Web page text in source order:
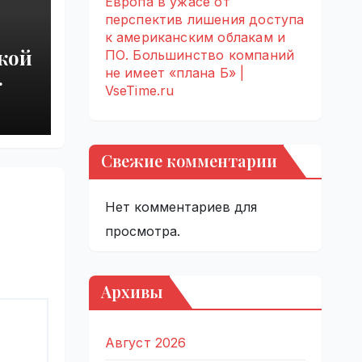
перспектив лишения доступа
к американским облакам и
ПО. Большинство компаний
не имеет «плана Б» |
VseTime.ru
Свежие комментарии
Нет комментариев для
просмотра.
Архивы
Август 2026